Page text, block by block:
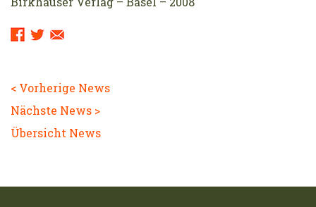
Sharing
< Vorherige News
Nächste News >
Übersicht News